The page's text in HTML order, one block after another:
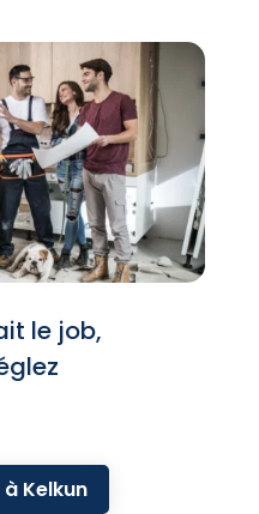
le job,
Kelkun